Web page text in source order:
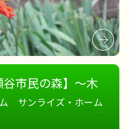
谷市民の森】～木
サンライズ・ホーム
日は折り紙教室が開催